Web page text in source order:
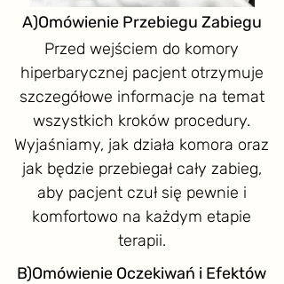
A)Omówienie Przebiegu Zabiegu
Przed wejściem do komory
hiperbarycznej pacjent otrzymuje
szczegółowe informacje na temat
wszystkich kroków procedury.
Wyjaśniamy, jak działa komora oraz
jak będzie przebiegał cały zabieg,
aby pacjent czuł się pewnie i
komfortowo na każdym etapie
terapii.
B)Omówienie Oczekiwań i Efektów